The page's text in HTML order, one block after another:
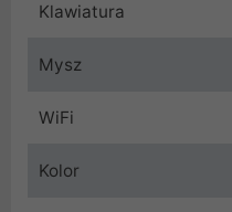
Klawiatura
Mysz
WiFi
Kolor